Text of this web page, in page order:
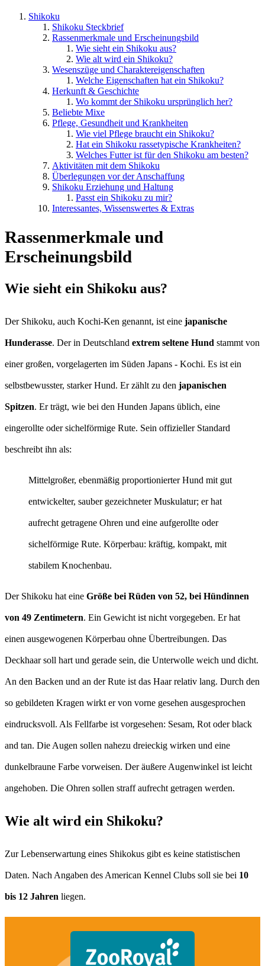
Shikoku
Shikoku Steckbrief
Rassenmerkmale und Erscheinungsbild
Wie sieht ein Shikoku aus?
Wie alt wird ein Shikoku?
Wesenszüge und Charaktereigenschaften
Welche Eigenschaften hat ein Shikoku?
Herkunft & Geschichte
Wo kommt der Shikoku ursprünglich her?
Beliebte Mixe
Pflege, Gesundheit und Krankheiten
Wie viel Pflege braucht ein Shikoku?
Hat ein Shikoku rassetypische Krankheiten?
Welches Futter ist für den Shikoku am besten?
Aktivitäten mit dem Shikoku
Überlegungen vor der Anschaffung
Shikoku Erziehung und Haltung
Passt ein Shikoku zu mir?
Interessantes, Wissenswertes & Extras
Rassenmerkmale und
Erscheinungsbild
Wie sieht ein Shikoku aus?
Der Shikoku, auch Kochi-Ken genannt, ist eine japanische
Hunderasse. Der in Deutschland extrem seltene Hund stammt von
einer großen, vorgelagerten im Süden Japans - Kochi. Es ist ein
selbstbewusster, starker Hund. Er zählt zu den japanischen
Spitzen. Er trägt, wie bei den Hunden Japans üblich, eine
eingerollte oder sichelförmige Rute. Sein offizieller Standard
beschreibt ihn als:
Mittelgroßer, ebenmäßig proportionierter Hund mit gut
entwickelter, sauber gezeichneter Muskulatur; er hat
aufrecht getragene Ohren und eine aufgerollte oder
sichelförmige Rute. Körperbau: kräftig, kompakt, mit
stabilem Knochenbau.
Der Shikoku hat eine Größe bei Rüden von 52, bei Hündinnen
von 49 Zentimetern. Ein Gewicht ist nicht vorgegeben. Er hat
einen ausgewogenen Körperbau ohne Übertreibungen. Das
Deckhaar soll hart und gerade sein, die Unterwolle weich und dicht.
An den Backen und an der Rute ist das Haar relativ lang. Durch den
so gebildeten Kragen wirkt er von vorne gesehen ausgesprochen
eindrucksvoll. Als Fellfarbe ist vorgesehen: Sesam, Rot oder black
and tan. Die Augen sollen nahezu dreieckig wirken und eine
dunkelbraune Farbe vorweisen. Der äußere Augenwinkel ist leicht
angehoben. Die Ohren sollen straff aufrecht getragen werden.
Wie alt wird ein Shikoku?
Zur Lebenserwartung eines Shikokus gibt es keine statistischen
Daten. Nach Angaben des American Kennel Clubs soll sie bei 10
bis 12 Jahren liegen.